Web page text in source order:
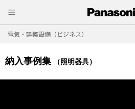
電気・建築設備（ビジネス）
納入事例集 （照明器具）